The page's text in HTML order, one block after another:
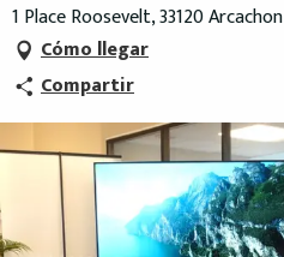
1 Place Roosevelt, 33120 Arcachon
Cómo llegar
Compartir